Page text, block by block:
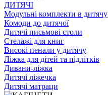
ДИТЯЧІ
Модульні комплекти в дитячу
Комоди до дитячої
Дитячі письмові столи
Стелажі для книг
Високі пенали у дитячу
Ліжка для дітей та підлітків
Дивани-ліжка
Дитячі ліжечка
Дитячі матраци